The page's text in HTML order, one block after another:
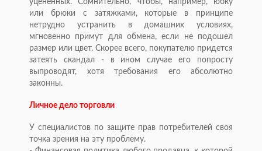
уцененных. Сомнительно, чтобы, например, юбку
или брюки с затяжками, которые в принципе
нетрудно устранить в домашних условиях,
мгновенно примут для обмена, если не подошел
размер или цвет. Скорее всего, покупателю придется
затеять скандал - в ином случае его попросту
выпроводят, хотя требования его абсолютно
законны.
Личное дело торговли
У специалистов по защите прав потребителей своя
точка зрения на эту проблему.